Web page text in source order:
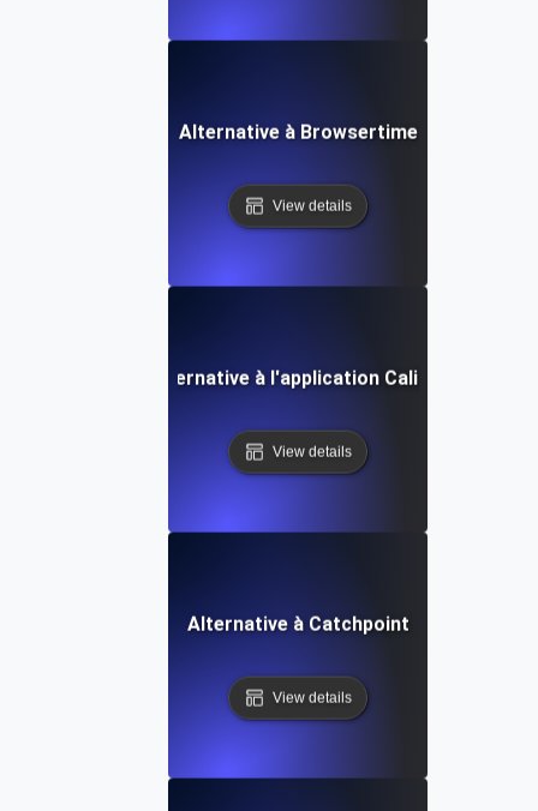
Alternative à Browsertime
View details
Alternative à l'application Calibre
View details
Alternative à Catchpoint
View details